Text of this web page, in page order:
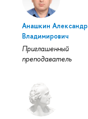
Анашкин Александр
Владимирович
Приглашенный
преподаватель